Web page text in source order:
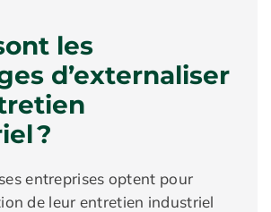
les
d’externaliser
?
entreprises optent pour
de leur entretien industriel